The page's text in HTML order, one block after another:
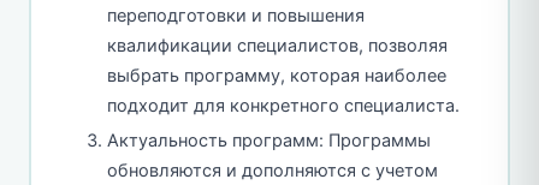
переподготовки и повышения
квалификации специалистов, позволяя
выбрать программу, которая наиболее
подходит для конкретного специалиста.
Актуальность программ: Программы
обновляются и дополняются с учетом